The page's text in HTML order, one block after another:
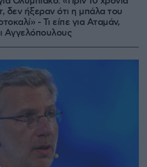
δεν ήξεραν ότι η μπάλα του
- Τι είπε για Αταμάν,
Αγγελόπουλους